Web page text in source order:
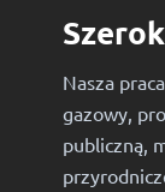
Nasza
gazowy,
publiczną,